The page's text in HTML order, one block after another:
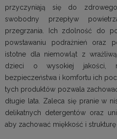
przyczyniają się do
swobodny przepływ
przegrzania. Ich zdolność do
powstawaniu podrażnień oraz
istotne dla niemowląt z
dzieci o wysokiej jakości,
bezpieczeństwa i komfortu ich
tych produktów pozwala
długie lata. Zaleca się pranie w
delikatnych detergentów oraz
aby zachować miękkość i strukturę